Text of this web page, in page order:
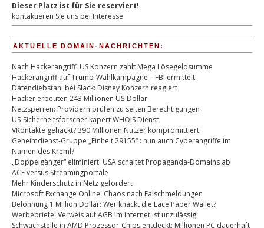
Dieser Platz ist für Sie reserviert!
kontaktieren Sie uns bei Interesse
AKTUELLE DOMAIN-NACHRICHTEN:
Nach Hackerangriff: US Konzern zahlt Mega Lösegeldsumme
Hackerangriff auf Trump-Wahlkampagne – FBI ermittelt
Datendiebstahl bei Slack: Disney Konzern reagiert
Hacker erbeuten 243 Millionen US-Dollar
Netzsperren: Providern prüfen zu selten Berechtigungen
US-Sicherheitsforscher kapert WHOIS Dienst
VKontakte gehackt? 390 Millionen Nutzer kompromittiert
Geheimdienst-Gruppe „Einheit 29155“ : nun auch Cyberangriffe im
Namen des Kreml?
„Doppelgänger“ eliminiert: USA schaltet Propaganda-Domains ab
ACE versus Streamingportale
Mehr Kinderschutz in Netz gefordert
Microsoft Exchange Online: Chaos nach Falschmeldungen
Belohnung 1 Million Dollar: Wer knackt die Lace Paper Wallet?
Werbebriefe: Verweis auf AGB im Internet ist unzulässig
Schwachstelle in AMD Prozessor-Chips entdeckt: Millionen PC dauerhaft